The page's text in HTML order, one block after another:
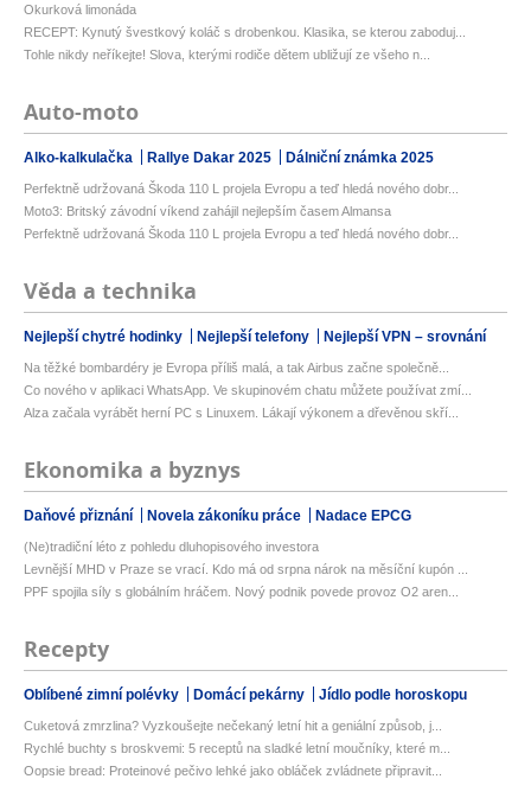
Okurková limonáda
RECEPT: Kynutý švestkový koláč s drobenkou. Klasika, se kterou zaboduj...
Tohle nikdy neříkejte! Slova, kterými rodiče dětem ubližují ze všeho n...
Auto-moto
Alko-kalkulačka Rallye Dakar 2025 Dálniční známka 2025
Perfektně udržovaná Škoda 110 L projela Evropu a teď hledá nového dobr...
Moto3: Britský závodní víkend zahájil nejlepším časem Almansa
Perfektně udržovaná Škoda 110 L projela Evropu a teď hledá nového dobr...
Věda a technika
Nejlepší chytré hodinky Nejlepší telefony Nejlepší VPN – srovnání
Na těžké bombardéry je Evropa příliš malá, a tak Airbus začne společně...
Co nového v aplikaci WhatsApp. Ve skupinovém chatu můžete používat zmí...
Alza začala vyrábět herní PC s Linuxem. Lákají výkonem a dřevěnou skří...
Ekonomika a byznys
Daňové přiznání Novela zákoníku práce Nadace EPCG
(Ne)tradiční léto z pohledu dluhopisového investora
Levnější MHD v Praze se vrací. Kdo má od srpna nárok na měsíční kupón ...
PPF spojila síly s globálním hráčem. Nový podnik povede provoz O2 aren...
Recepty
Oblíbené zimní polévky Domácí pekárny Jídlo podle horoskopu
Cuketová zmrzlina? Vyzkoušejte nečekaný letní hit a geniální způsob, j...
Rychlé buchty s broskvemi: 5 receptů na sladké letní moučníky, které m...
Oopsie bread: Proteinové pečivo lehké jako obláček zvládnete připravit...